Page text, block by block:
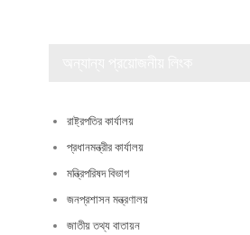
রাষ্ট্রপতির কার্যালয়
প্রধানমন্ত্রীর কার্যালয়
মন্ত্রিপরিষদ বিভাগ
জনপ্রশাসন মন্ত্রণালয়
জাতীয় তথ্য বাতায়ন